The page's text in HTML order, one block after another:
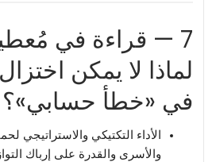
7 — قراءة في
لماذا لا يمكن
في «خطأ حسابي»؟
الأداء التكتيكي والاستراتيجي
والأسرى والقدرة على إرباك